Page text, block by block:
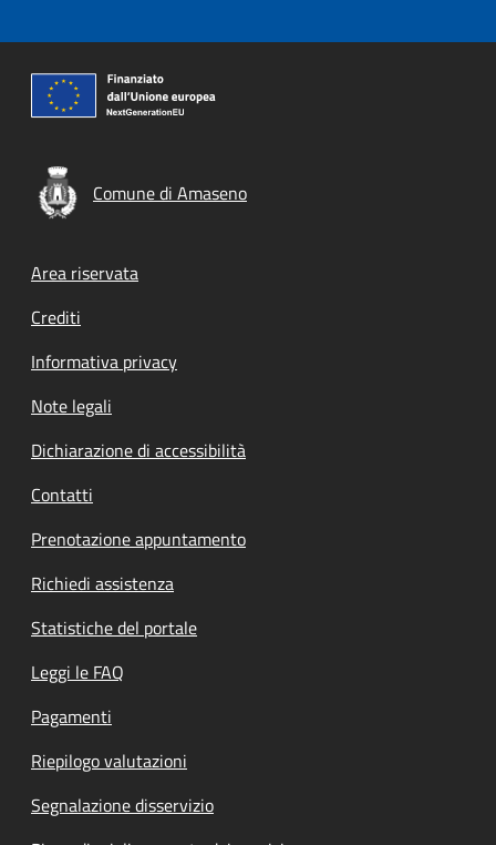
Comune di Amaseno
Footer menu
Area riservata
Crediti
Informativa privacy
Note legali
Dichiarazione di accessibilità
Contatti
Prenotazione appuntamento
Richiedi assistenza
Statistiche del portale
Leggi le FAQ
Pagamenti
Riepilogo valutazioni
Segnalazione disservizio